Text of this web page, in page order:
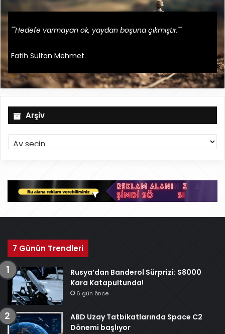
""Hedefe varmayan ok, yaydan boşuna çıkmıştır.""
Fatih Sultan Mehmet
Arşiv
r
ş
v
7 Günün Trendleri
Rusya’dan Banderol Sürprizi: S8000
Kara Katapultunda!
6 gün önce
ABD Uzay Tatbikatlarında Space C2
Dönemi başlıyor